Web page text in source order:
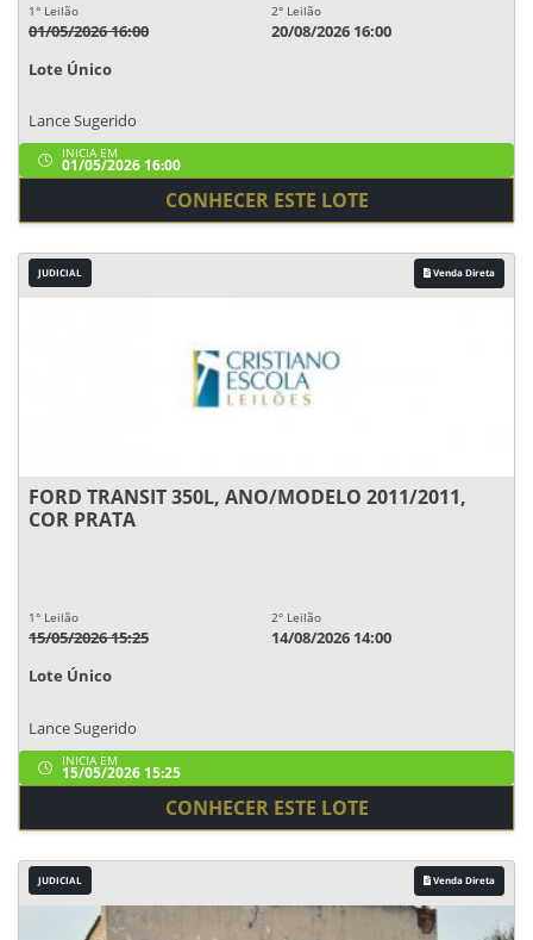
1° Leilão
01/05/2026 16:00
2° Leilão
20/08/2026 16:00
Lote Único
Lance Sugerido
INICIA EM
01/05/2026 16:00
CONHECER ESTE LOTE
JUDICIAL Venda Direta
FORD TRANSIT 350L, ANO/MODELO 2011/2011,
COR PRATA
1° Leilão
15/05/2026 15:25
2° Leilão
14/08/2026 14:00
Lote Único
Lance Sugerido
INICIA EM
15/05/2026 15:25
CONHECER ESTE LOTE
JUDICIAL Venda Direta